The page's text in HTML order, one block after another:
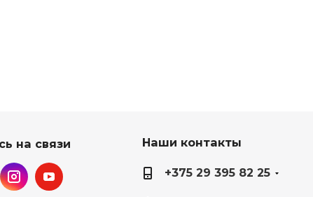
на связи Наши контакты
+375 29 395 82 25